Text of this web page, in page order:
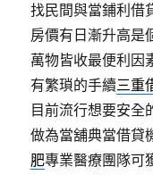
找民間與當鋪利借
房價有日漸升高是
萬物皆收最便利因
有繁瑣的手續三重
目前流行想要安全
做為當舖典當借貸
肥專業醫療團隊可